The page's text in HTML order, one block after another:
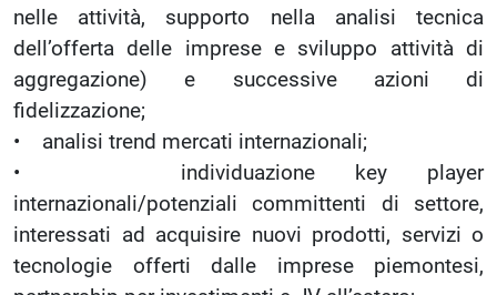
nelle attività, supporto nella analisi tecnica
dell’offerta delle imprese e sviluppo attività di
aggregazione) e successive azioni di
fidelizzazione;
• analisi trend mercati internazionali;
• individuazione key player
internazionali/potenziali committenti di settore,
interessati ad acquisire nuovi prodotti, servizi o
tecnologie offerti dalle imprese piemontesi,